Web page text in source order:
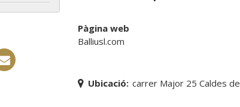
Pàgina web
Balliusl.com
Ubicació: carrer Major 25 Caldes de